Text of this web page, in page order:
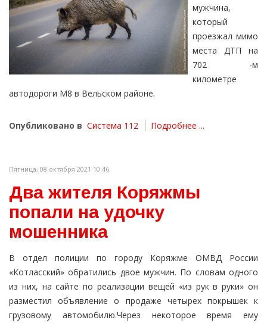
мужчина,
который
проезжал мимо
места ДТП на
702 -м
километре
автодороги М8 в Вельском районе.
Опубликовано в Система 112 Подробнее ...
Пятница, 08 октября 2021 10:46
Два жителя Коряжмы
попали на удочку
мошенника
В отдел полиции по городу Коряжме ОМВД России
«Котласский» обратились двое мужчин. По словам одного
из них, на сайте по реализации вещей «из рук в руки» он
разместил объявление о продаже четырех покрышек к
грузовому автомобилю.Через некоторое время ему